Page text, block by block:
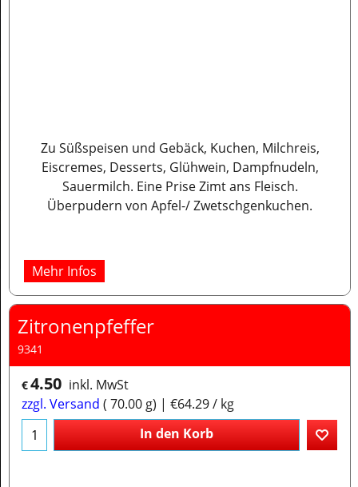
Zu Süßspeisen und Gebäck, Kuchen, Milchreis,
Eiscremes, Desserts, Glühwein, Dampfnudeln,
Sauermilch. Eine Prise Zimt ans Fleisch.
Überpudern von Apfel-/ Zwetschgenkuchen.
Mehr Infos
Zitronenpfeffer
9341
€4.50 inkl. MwSt
zzgl. Versand
70.00 g €64.29/ kg
In den Korb